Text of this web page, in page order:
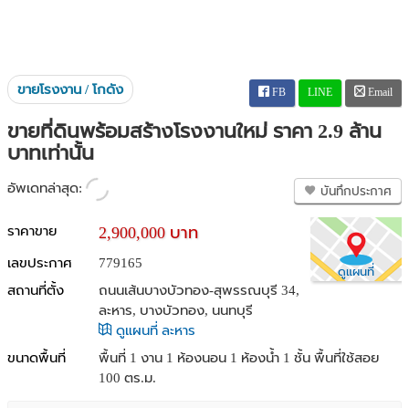
ขายโรงงาน / โกดัง FB LINE Email
ขายที่ดินพร้อมสร้างโรงงานใหม่ ราคา 2.9 ล้าน
บาทเท่านั้น
อัพเดทล่าสุด: บันทึกประกาศ
ดูแผนที่
ราคาขาย 2,900,000 บาท
เลขประกาศ
779165
สถานที่ตั้ง
ถนนเส้นบางบัวทอง-สุพรรณบุรี 34,
ละหาร, บางบัวทอง, นนทบุรี
ดูแผนที่ ละหาร
ขนาดพื้นที่
พื้นที่ 1 งาน 1 ห้องนอน 1 ห้องน้ำ 1 ชั้น พื้นที่ใช้สอย
100 ตร.ม.